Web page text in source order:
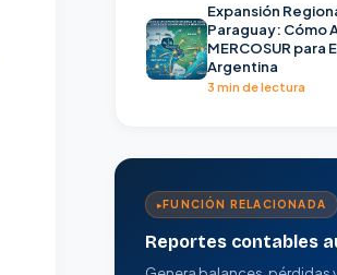
Expansión
Paraguay: Cómo
MERCOSUR para
Argentina
3 min de lectura
FUNCIÓN RELACIONADA
Reportes contables